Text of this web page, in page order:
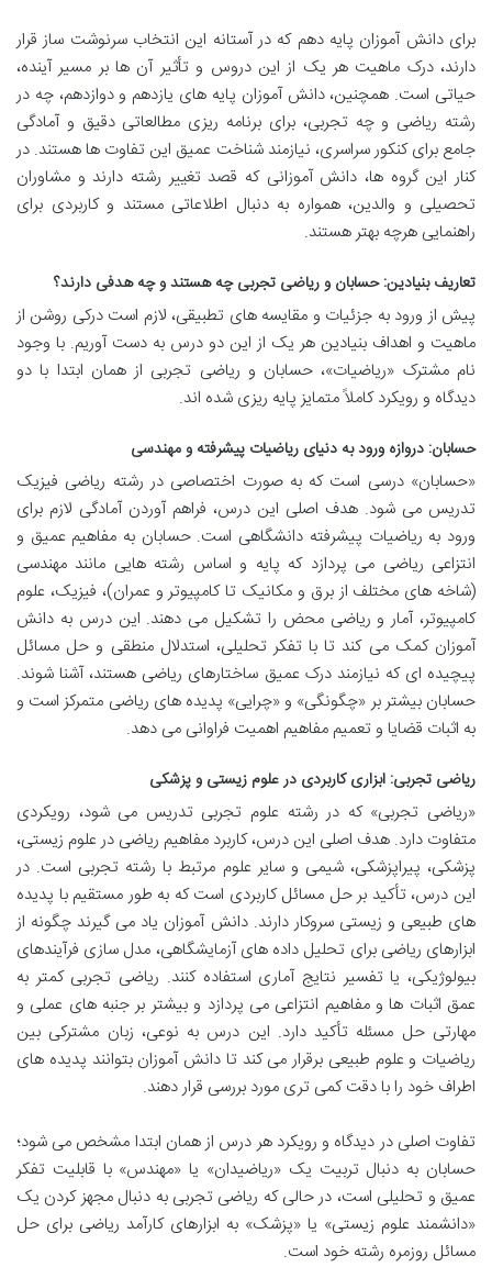
برای دانش آموزان پایه دهم که در آستانه این انتخاب سرنوشت ساز قرار
دارند، درک ماهیت هر یک از این دروس و تأثیر آن ها بر مسیر آینده،
حیاتی است. همچنین، دانش آموزان پایه های یازدهم و دوازدهم، چه در
رشته ریاضی و چه تجربی، برای برنامه ریزی مطالعاتی دقیق و آمادگی
جامع برای کنکور سراسری، نیازمند شناخت عمیق این تفاوت ها هستند. در
کنار این گروه ها، دانش آموزانی که قصد تغییر رشته دارند و مشاوران
تحصیلی و والدین، همواره به دنبال اطلاعاتی مستند و کاربردی برای
راهنمایی هرچه بهتر هستند.
تعاریف بنیادین: حسابان و ریاضی تجربی چه هستند و چه هدفی دارند؟
پیش از ورود به جزئیات و مقایسه های تطبیقی، لازم است درکی روشن از
ماهیت و اهداف بنیادین هر یک از این دو درس به دست آوریم. با وجود
نام مشترک «ریاضیات»، حسابان و ریاضی تجربی از همان ابتدا با دو
دیدگاه و رویکرد کاملاً متمایز پایه ریزی شده اند.
حسابان: دروازه ورود به دنیای ریاضیات پیشرفته و مهندسی
«حسابان» درسی است که به صورت اختصاصی در رشته ریاضی فیزیک
تدریس می شود. هدف اصلی این درس، فراهم آوردن آمادگی لازم برای
ورود به ریاضیات پیشرفته دانشگاهی است. حسابان به مفاهیم عمیق و
انتزاعی ریاضی می پردازد که پایه و اساس رشته هایی مانند مهندسی
(شاخه های مختلف از برق و مکانیک تا کامپیوتر و عمران)، فیزیک، علوم
کامپیوتر، آمار و ریاضی محض را تشکیل می دهند. این درس به دانش
آموزان کمک می کند تا با تفکر تحلیلی، استدلال منطقی و حل مسائل
پیچیده ای که نیازمند درک عمیق ساختارهای ریاضی هستند، آشنا شوند.
حسابان بیشتر بر «چگونگی» و «چرایی» پدیده های ریاضی متمرکز است و
به اثبات قضایا و تعمیم مفاهیم اهمیت فراوانی می دهد.
ریاضی تجربی: ابزاری کاربردی در علوم زیستی و پزشکی
«ریاضی تجربی» که در رشته علوم تجربی تدریس می شود، رویکردی
متفاوت دارد. هدف اصلی این درس، کاربرد مفاهیم ریاضی در علوم زیستی،
پزشکی، پیراپزشکی، شیمی و سایر علوم مرتبط با رشته تجربی است. در
این درس، تأکید بر حل مسائل کاربردی است که به طور مستقیم با پدیده
های طبیعی و زیستی سروکار دارند. دانش آموزان یاد می گیرند چگونه از
ابزارهای ریاضی برای تحلیل داده های آزمایشگاهی، مدل سازی فرآیندهای
بیولوژیکی، یا تفسیر نتایج آماری استفاده کنند. ریاضی تجربی کمتر به
عمق اثبات ها و مفاهیم انتزاعی می پردازد و بیشتر بر جنبه های عملی و
مهارتی حل مسئله تأکید دارد. این درس به نوعی، زبان مشترکی بین
ریاضیات و علوم طبیعی برقرار می کند تا دانش آموزان بتوانند پدیده های
اطراف خود را با دقت کمی تری مورد بررسی قرار دهند.
تفاوت اصلی در دیدگاه و رویکرد هر درس از همان ابتدا مشخص می شود؛
حسابان به دنبال تربیت یک «ریاضیدان» یا «مهندس» با قابلیت تفکر
عمیق و تحلیلی است، در حالی که ریاضی تجربی به دنبال مجهز کردن یک
«دانشمند علوم زیستی» یا «پزشک» به ابزارهای کارآمد ریاضی برای حل
مسائل روزمره رشته خود است.